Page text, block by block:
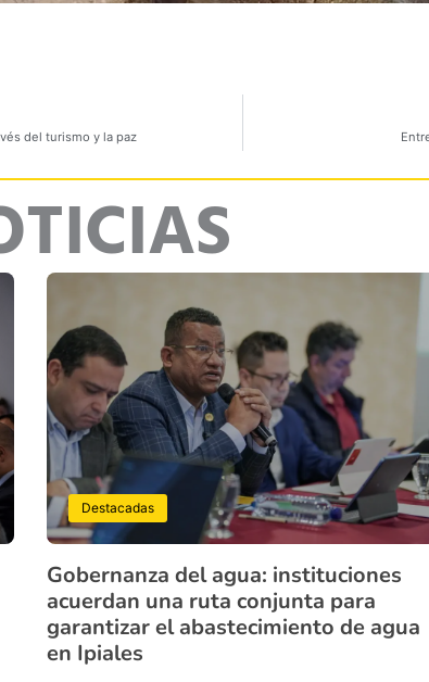
del turismo y la paz
Destacadas
Gobernanza del agua: instituciones
acuerdan una ruta conjunta para
garantizar el abastecimiento de agua
en Ipiales